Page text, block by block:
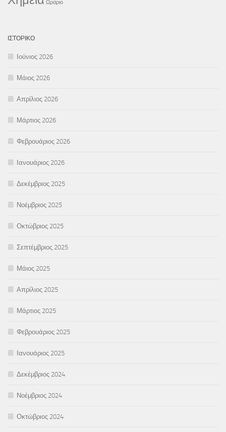
Ωράριο
ΙΣΤΟΡΙΚΌ
Ιούνιος 2026
Μάιος 2026
Απρίλιος 2026
Μάρτιος 2026
Φεβρουάριος 2026
Ιανουάριος 2026
Δεκέμβριος 2025
Νοέμβριος 2025
Οκτώβριος 2025
Σεπτέμβριος 2025
Μάιος 2025
Απρίλιος 2025
Μάρτιος 2025
Φεβρουάριος 2025
Ιανουάριος 2025
Δεκέμβριος 2024
Νοέμβριος 2024
Οκτώβριος 2024